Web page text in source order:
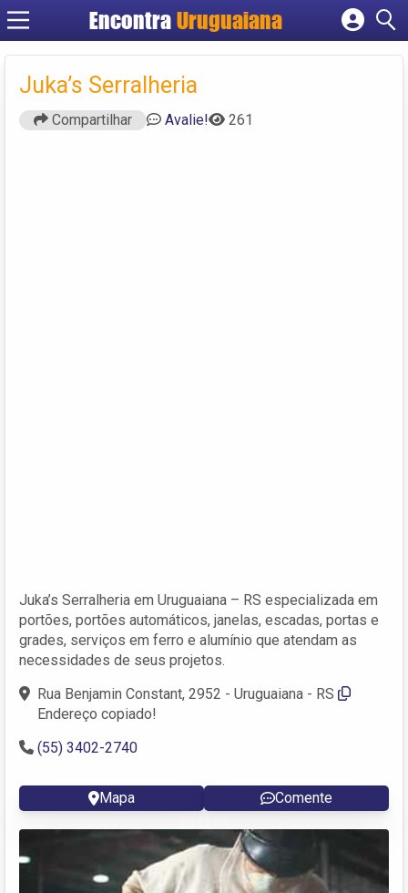
Encontra Uruguaiana
Cadastrar empresa
Criar conta
Juka’s Serralheria
Compartilhar Avalie! 261
Juka’s Serralheria em Uruguaiana – RS especializada em
portões, portões automáticos, janelas, escadas, portas e
grades, serviços em ferro e alumínio que atendam as
necessidades de seus projetos.
Rua Benjamin Constant, 2952 - Uruguaiana - RS
Endereço copiado!
(55) 3402-2740
Mapa Comente